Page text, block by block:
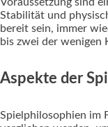
Stabilität und
bereit sein, immer
bis zwei der wenigen
Aspekte der
Spielphilosophien im